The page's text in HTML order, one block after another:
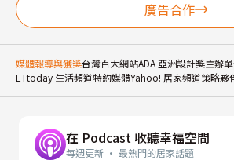
廣告合作
媒體報導與獲獎台灣百大網站ADA 亞洲設計獎主辦
ETtoday 生活頻道特約媒體Yahoo! 居家頻道策略夥
在 Podcast 收聽幸福空間
每週更新 · 最熱門的居家話題